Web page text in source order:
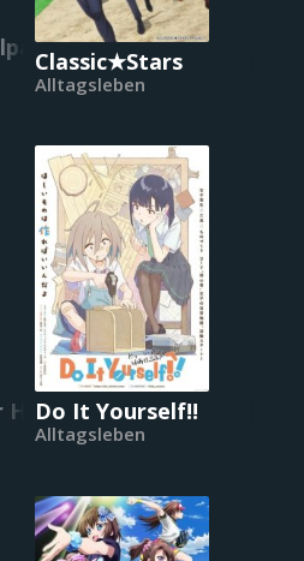
Classic★Stars
Alltagsleben
Happiness
Do It Yourself!!
Alltagsleben